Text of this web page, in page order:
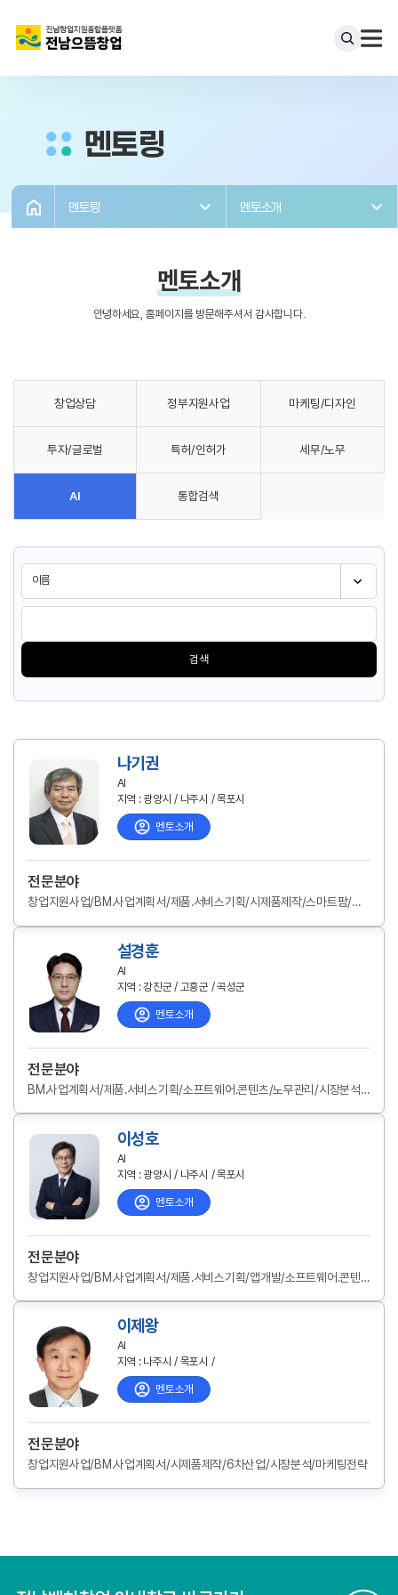
멘토링
멘토링 멘토소개
멘토소개
안녕하세요, 홈페이지를 방문해주셔서 감사합니다.
창업상담 정부지원사업 마케팅/디자인
투자/글로벌 특허/인허가 세무/노무
AI 통합검색
검색
나기권
AI
지역 : 광양시 / 나주시 / 목포시
멘토소개
전문분야
창업지원사업/BM.사업계획서/제품.서비스기획/시제품제작/스마트팜/앱개발/브랜드.디자인/교육.문화/반려동.식물/식품가공/공예.DIY/6차산업/노무관리/특허.인증/시장분석/마케팅전략/채널.입점.유통/해외진출
설경훈
AI
지역 : 강진군 / 고흥군 / 곡성군
멘토소개
전문분야
BM.사업계획서/제품.서비스기획/소프트웨어.콘텐츠/노무관리/시장분석/마케팅전략
이성호
AI
지역 : 광양시 / 나주시 / 목포시
멘토소개
전문분야
창업지원사업/BM.사업계획서/제품.서비스기획/앱개발/소프트웨어.콘텐츠/교육.문화/IR.투자유치/시장분석/마케팅전략
이제왕
AI
지역 : 나주시 / 목포시 /
멘토소개
전문분야
창업지원사업/BM.사업계획서/시제품제작/6차산업/시장분석/마케팅전략